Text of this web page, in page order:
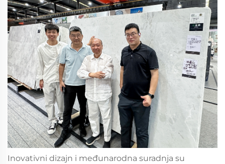
Inovativni dizajn i međunarodna suradnja su